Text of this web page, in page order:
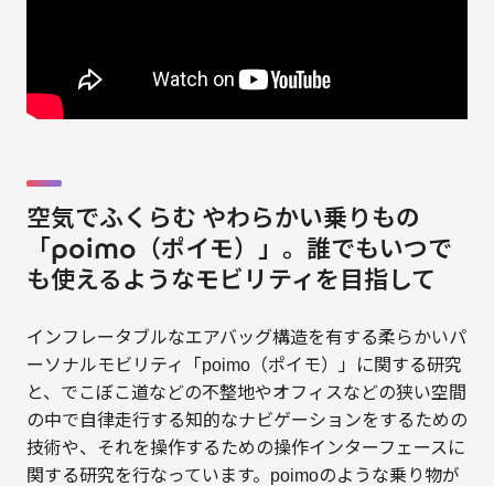
空気でふくらむ やわらかい乗りもの
「poimo（ポイモ）」。誰でもいつで
も使えるようなモビリティを目指して
インフレータブルなエアバッグ構造を有する柔らかいパ
ーソナルモビリティ「poimo（ポイモ）」に関する研究
と、でこぼこ道などの不整地やオフィスなどの狭い空間
の中で自律走行する知的なナビゲーションをするための
技術や、それを操作するための操作インターフェースに
関する研究を行なっています。poimoのような乗り物が